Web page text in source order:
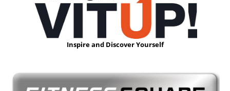
Inspire and Discover Yourself